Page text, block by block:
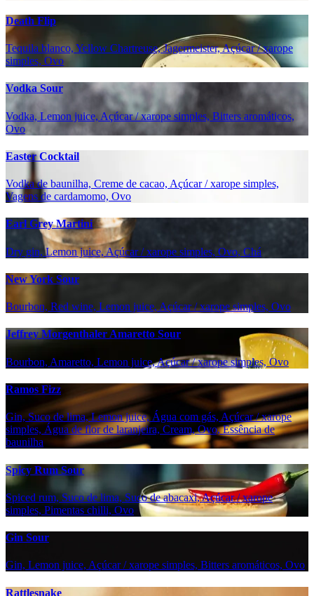
Death Flip
Tequila blanco, Yellow Chartreuse, Jagermeister, Açúcar / xarope
simples, Ovo
Vodka Sour
Vodka, Lemon juice, Açúcar / xarope simples, Bitters aromáticos,
Ovo
Easter Cocktail
Vodka de baunilha, Creme de cacao, Açúcar / xarope simples,
Vagens de cardamomo, Ovo
Earl Grey Martini
Dry gin, Lemon juice, Açúcar / xarope simples, Ovo, Chá
New York Sour
Bourbon, Red wine, Lemon juice, Açúcar / xarope simples, Ovo
Jeffrey Morgenthaler Amaretto Sour
Bourbon, Amaretto, Lemon juice, Açúcar / xarope simples, Ovo
Ramos Fizz
Gin, Suco de lima, Lemon juice, Água com gás, Açúcar / xarope
simples, Água de flor de laranjeira, Cream, Ovo, Essência de
baunilha
Spicy Rum Sour
Spiced rum, Suco de lima, Suco de abacaxi, Açúcar / xarope
simples, Pimentas chilli, Ovo
Gin Sour
Gin, Lemon juice, Açúcar / xarope simples, Bitters aromáticos, Ovo
Rattlesnake